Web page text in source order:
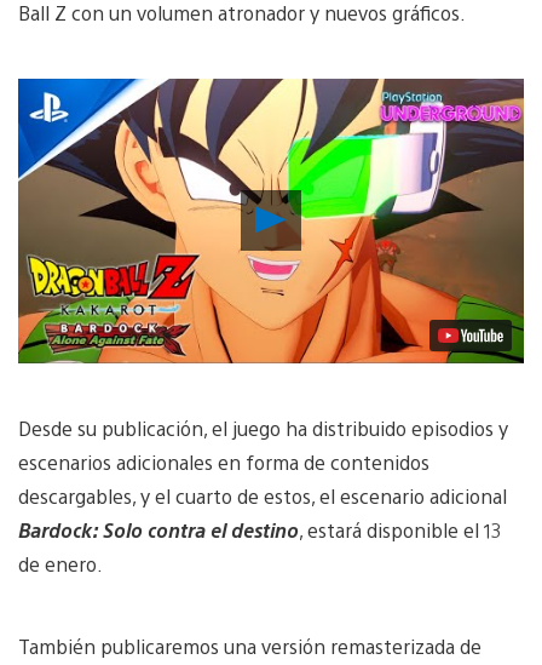
Ball Z con un volumen atronador y nuevos gráficos.
Reproducir
vídeo
Desde su publicación, el juego ha distribuido episodios y
escenarios adicionales en forma de contenidos
descargables, y el cuarto de estos, el escenario adicional
Bardock: Solo contra el destino, estará disponible el 13
de enero.
También publicaremos una versión remasterizada de